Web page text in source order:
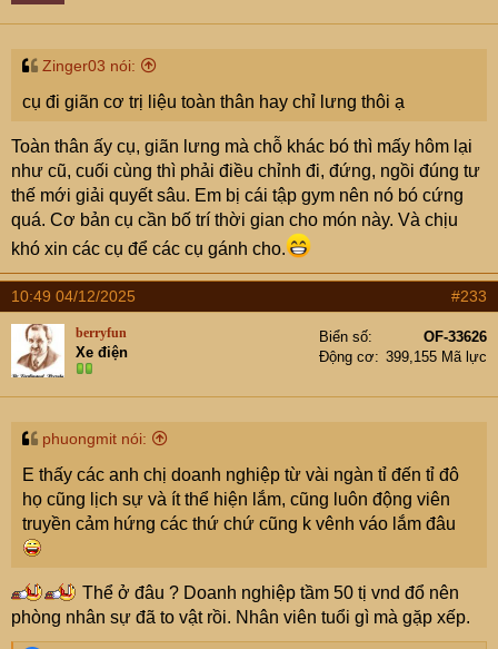
n
s
Zinger03 nói:
cụ đi giãn cơ trị liệu toàn thân hay chỉ lưng thôi ạ
Toàn thân ấy cụ, giãn lưng mà chỗ khác bó thì mấy hôm lại
như cũ, cuối cùng thì phải điều chỉnh đi, đứng, ngồi đúng tư
thế mới giải quyết sâu. Em bị cái tập gym nên nó bó cứng
quá. Cơ bản cụ cần bố trí thời gian cho món này. Và chịu
khó xin các cụ để các cụ gánh cho.
10:49 04/12/2025 #233
berryfun
Xe điện
Biển số
OF-33626
Động cơ
399,155 Mã lực
phuongmit nói:
E thấy các anh chị doanh nghiệp từ vài ngàn tỉ đến tỉ đô
họ cũng lịch sự và ít thể hiện lắm, cũng luôn động viên
truyền cảm hứng các thứ chứ cũng k vênh váo lắm đâu
Thể ở đâu ? Doanh nghiệp tầm 50 tị vnd đổ nên
phòng nhân sự đã to vật rồi. Nhân viên tuổi gì mà gặp xếp.